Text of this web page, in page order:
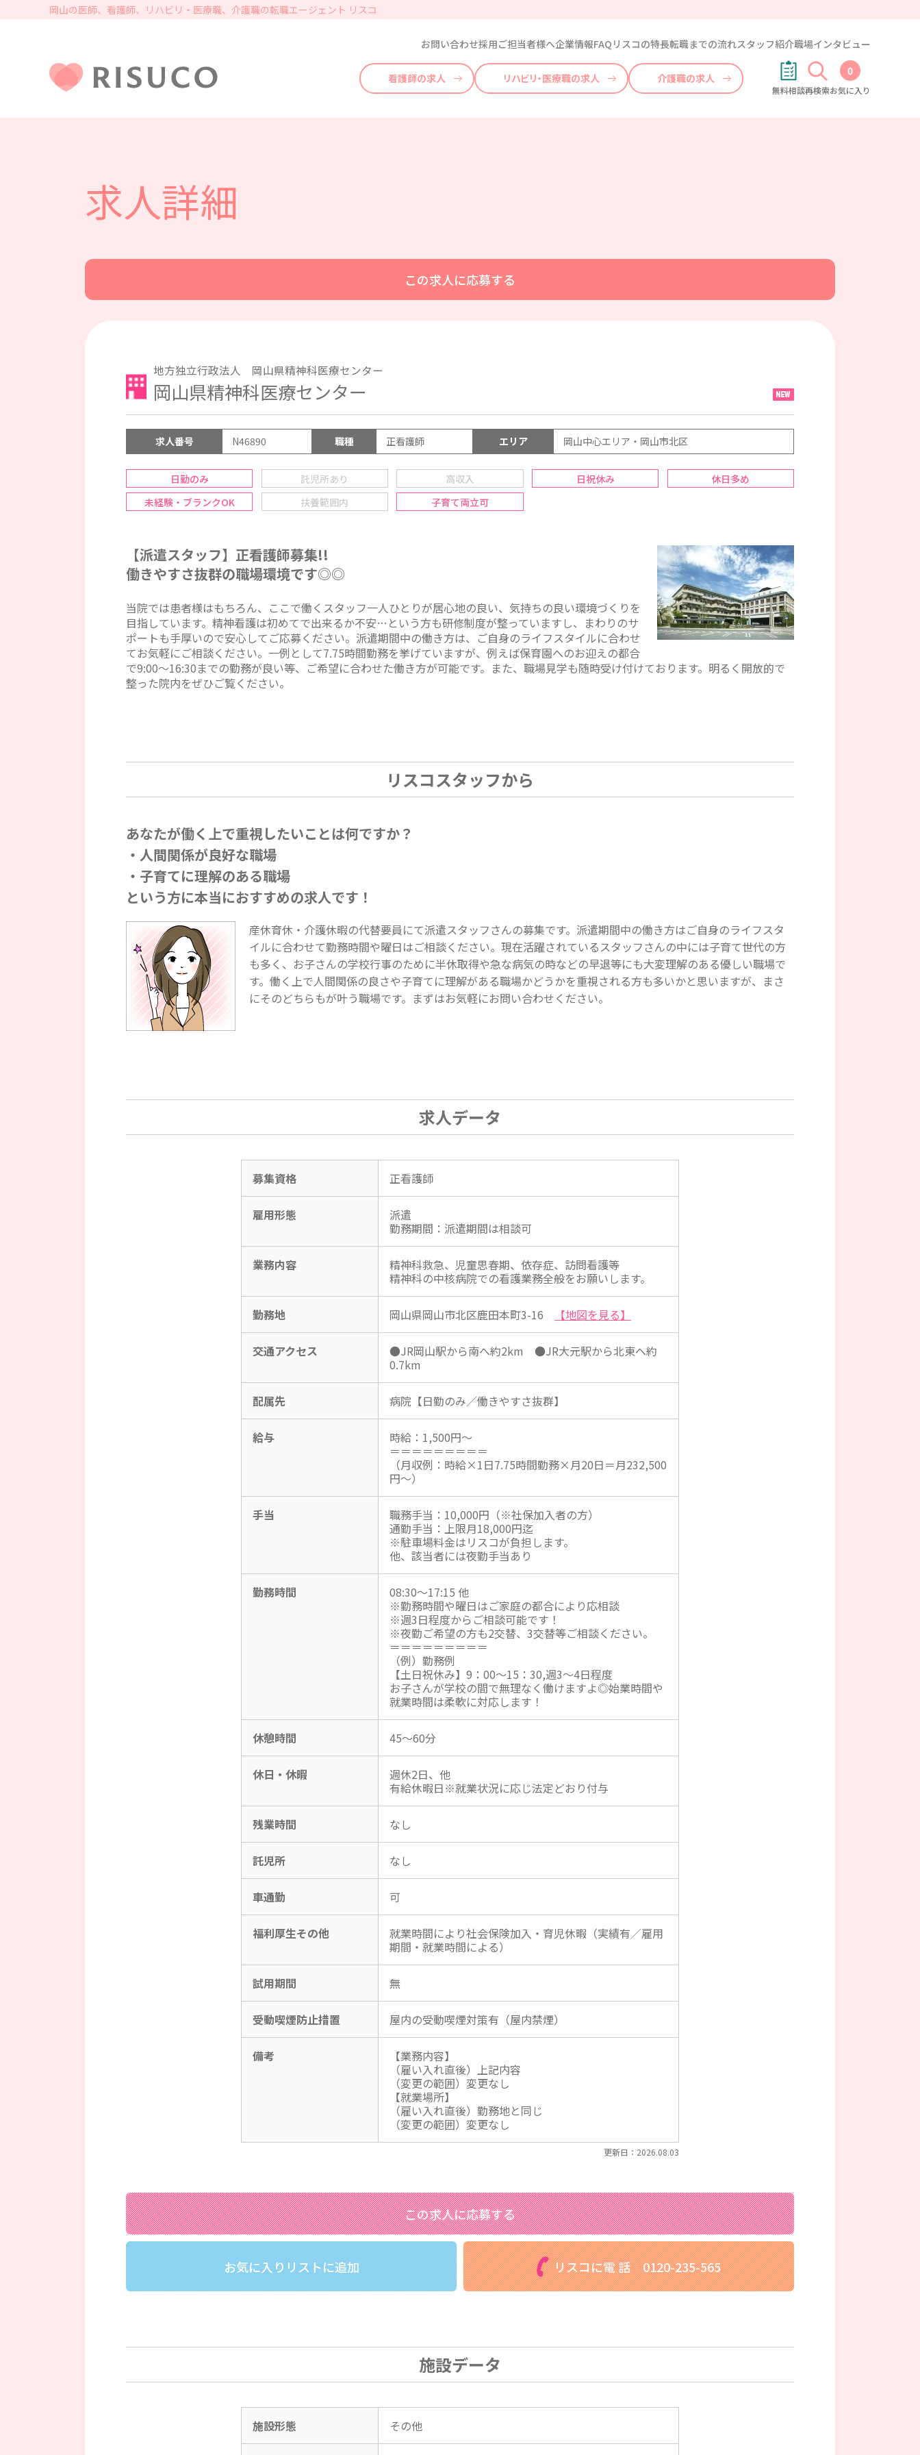
岡山の医師、看護師、リハビリ・医療職、介護職の転職エージェント リスコ
無料相談再検索
0
お気に入り
お問い合わせ採用ご担当者様へ企業情報FAQ リスコの特長転職までの流れスタッフ紹介職場インタビュー
看護師の求人 リハビリ・医療職の求人 介護職の求人
求人詳細
この求人に応募する
地方独立行政法人 岡山県精神科医療センター
岡山県精神科医療センター
求人番号 N46890 職種 正看護師 エリア 岡山中心エリア・岡山市北区
日勤のみ 託児所あり 高収入 日祝休み
休日多め
未経験・ブランクOK
扶養範囲内 子育て両立可
【派遣スタッフ】正看護師募集!!
働きやすさ抜群の職場環境です◎◎
当院では患者様はもちろん、ここで働くスタッフ一人ひとりが居心地の良い、気持ちの良い環境づくりを
目指しています。精神看護は初めてで出来るか不安…という方も研修制度が整っていますし、まわりのサ
ポートも手厚いので安心してご応募ください。派遣期間中の働き方は、ご自身のライフスタイルに合わせ
てお気軽にご相談ください。一例として7.75時間勤務を挙げていますが、例えば保育園へのお迎えの都合
で9:00～16:30までの勤務が良い等、ご希望に合わせた働き方が可能です。また、職場見学も随時受け付けております。明るく開放的で
整った院内をぜひご覧ください。
リスコスタッフから
あなたが働く上で重視したいことは何ですか？
・人間関係が良好な職場
・子育てに理解のある職場
という方に本当におすすめの求人です！
産休育休・介護休暇の代替要員にて派遣スタッフさんの募集です。派遣期間中の働き方はご自身のライフスタ
イルに合わせて勤務時間や曜日はご相談ください。現在活躍されているスタッフさんの中には子育て世代の方
も多く、お子さんの学校行事のために半休取得や急な病気の時などの早退等にも大変理解のある優しい職場で
す。働く上で人間関係の良さや子育てに理解がある職場かどうかを重視される方も多いかと思いますが、まさ
にそのどちらもが叶う職場です。まずはお気軽にお問い合わせください。
求人データ
募集資格 正看護師
雇用形態
派遣
勤務期間：派遣期間は相談可
業務内容
精神科救急、児童思春期、依存症、訪問看護等
精神科の中核病院での看護業務全般をお願いします。
勤務地 岡山県岡山市北区鹿田本町3-16 【地図を見る】
交通アクセス
●JR岡山駅から南へ約2km ●JR大元駅から北東へ約
0.7km
配属先 病院【日勤のみ／働きやすさ抜群】
給与
時給：1,500円～
＝＝＝＝＝＝＝＝＝
（月収例：時給×1日7.75時間勤務×月20日＝月232,500
円～）
手当
職務手当：10,000円（※社保加入者の方）
通勤手当：上限月18,000円迄
※駐車場料金はリスコが負担します。
他、該当者には夜勤手当あり
勤務時間
08:30～17:15 他
※勤務時間や曜日はご家庭の都合により応相談
※週3日程度からご相談可能です！
※夜勤ご希望の方も2交替、3交替等ご相談ください。
＝＝＝＝＝＝＝＝＝
（例）勤務例
【土日祝休み】9：00～15：30,週3～4日程度
お子さんが学校の間で無理なく働けますよ◎始業時間や
就業時間は柔軟に対応します！
休憩時間 45～60分
休日・休暇
週休2日、他
有給休暇日※就業状況に応じ法定どおり付与
残業時間 なし
託児所 なし
車通勤 可
福利厚生その他
就業時間により社会保険加入・育児休暇（実績有／雇用
期間・就業時間による）
試用期間 無
受動喫煙防止措置 屋内の受動喫煙対策有（屋内禁煙）
備考
【業務内容】
（雇い入れ直後）上記内容
（変更の範囲）変更なし
【就業場所】
（雇い入れ直後）勤務地と同じ
（変更の範囲）変更なし
更新日：2026.08.03
この求人に応募する
お気に入りリストに追加 リスコに電 話 0120-235-565
施設データ
施設形態 その他